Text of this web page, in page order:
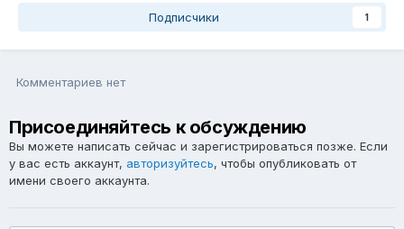
Подписчики 1
Комментариев нет
Присоединяйтесь к обсуждению
Вы можете написать сейчас и зарегистрироваться позже. Если
у вас есть аккаунт, авторизуйтесь, чтобы опубликовать от
имени своего аккаунта.